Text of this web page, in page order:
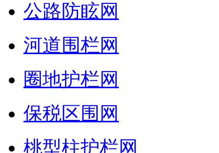
公路防眩网
河道围栏网
圈地护栏网
保税区围网
桃型柱护栏网